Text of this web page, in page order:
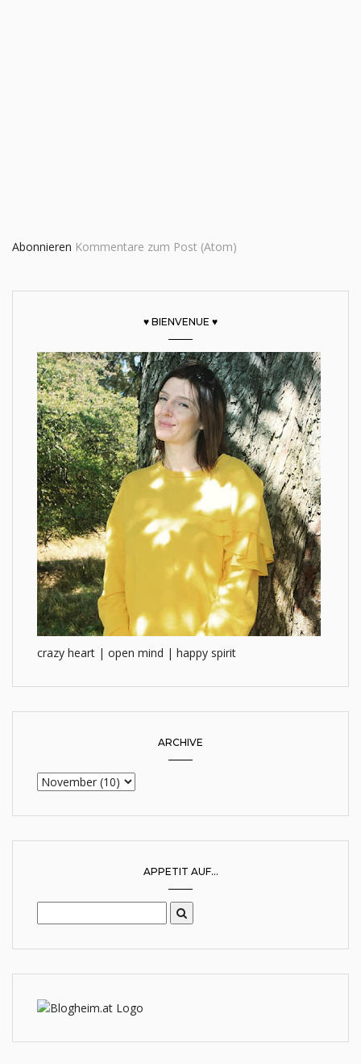
Abonnieren Kommentare zum Post (Atom)
♥ BIENVENUE ♥
crazy heart | open mind | happy spirit
ARCHIVE
APPETIT AUF...